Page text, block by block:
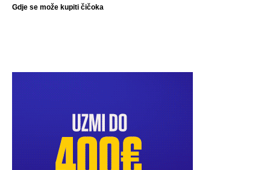
Gdje se može kupiti čičoka